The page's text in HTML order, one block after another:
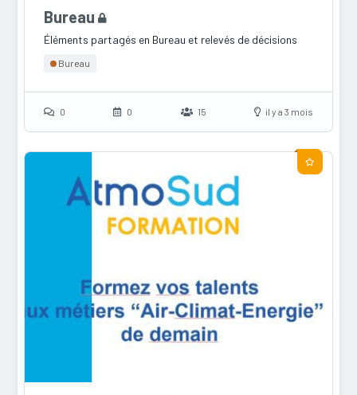
Bureau
Éléments partagés en Bureau et relevés de décisions
Bureau
0 0 15 il y a 3 mois